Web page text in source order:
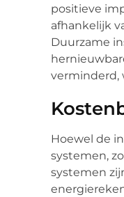
positieve
afhankelijk
Duurzame
verminderd,
Hoewel de
systemen,
systemen